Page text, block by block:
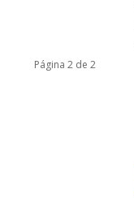
Página 2 de 2